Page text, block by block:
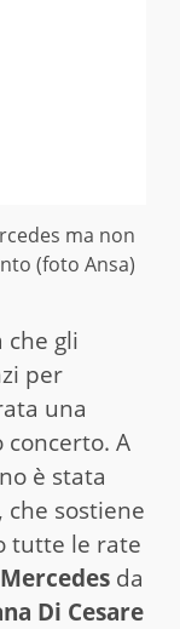
ma non
(foto Ansa)
che gli
per
una
concerto. A
è stata
, che sostiene
tutte le rate
da
Di Cesare